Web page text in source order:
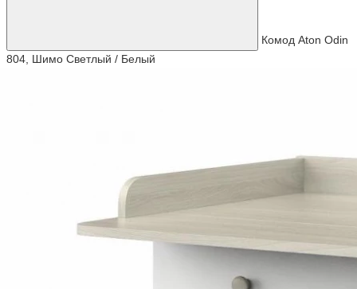
Комод Aton Odin
804, Шимо Светлый / Белый